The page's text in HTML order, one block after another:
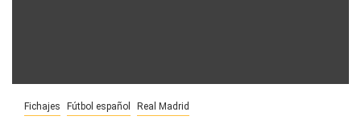
Fichajes Fútbol español Real Madrid